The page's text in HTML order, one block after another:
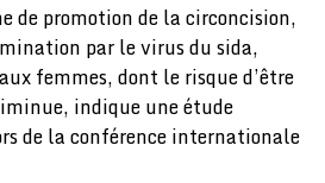
de promotion de la circoncision,
par le virus du sida,
femmes, dont le risque d’être
indique une étude
de la conférence internationale